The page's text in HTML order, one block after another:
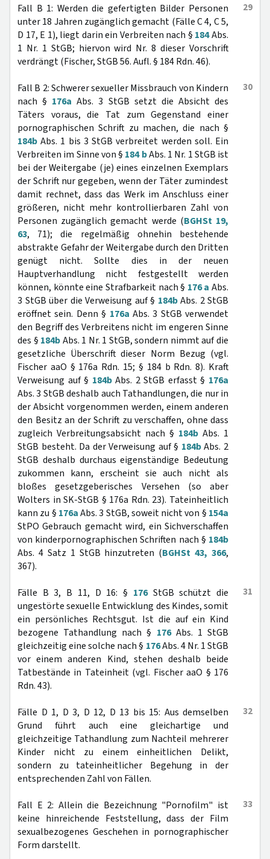
29
Fall B 1: Werden die gefertigten Bilder Personen
unter 18 Jahren zugänglich gemacht (Fälle C 4, C 5,
D 17, E 1), liegt darin ein Verbreiten nach § 184Abs.
1 Nr. 1 StGB; hiervon wird Nr. 8 dieser Vorschrift
verdrängt (Fischer, StGB 56. Aufl. § 184 Rdn. 46).
30
Fall B 2: Schwerer sexueller Missbrauch von Kindern
nach § 176a Abs. 3 StGB setzt die Absicht des
Täters voraus, die Tat zum Gegenstand einer
pornographischen Schrift zu machen, die nach §
184b Abs. 1 bis 3 StGB verbreitet werden soll. Ein
Verbreiten im Sinne von § 184 bAbs. 1 Nr. 1 StGB ist
bei der Weitergabe (je) eines einzelnen Exemplars
der Schrift nur gegeben, wenn der Täter zumindest
damit rechnet, dass das Werk im Anschluss einer
größeren, nicht mehr kontrollierbaren Zahl von
Personen zugänglich gemacht werde (BGHSt 19,
63, 71); die regelmäßig ohnehin bestehende
abstrakte Gefahr der Weitergabe durch den Dritten
genügt nicht. Sollte dies in der neuen
Hauptverhandlung nicht festgestellt werden
können, könnte eine Strafbarkeit nach § 176 a Abs.
3 StGB über die Verweisung auf § 184bAbs. 2 StGB
eröffnet sein. Denn § 176a Abs. 3 StGB verwendet
den Begriff des Verbreitens nicht im engeren Sinne
des § 184bAbs. 1 Nr. 1 StGB, sondern nimmt auf die
gesetzliche Überschrift dieser Norm Bezug (vgl.
Fischer aaO § 176a Rdn. 15; § 184 b Rdn. 8). Kraft
Verweisung auf § 184bAbs. 2 StGB erfasst § 176a
Abs. 3 StGB deshalb auch Tathandlungen, die nur in
der Absicht vorgenommen werden, einem anderen
den Besitz an der Schrift zu verschaffen, ohne dass
zugleich Verbreitungsabsicht nach § 184b Abs. 1
StGB besteht. Da der Verweisung auf § 184bAbs. 2
StGB deshalb durchaus eigenständige Bedeutung
zukommen kann, erscheint sie auch nicht als
bloßes gesetzgeberisches Versehen (so aber
Wolters in SK-StGB § 176a Rdn. 23). Tateinheitlich
kann zu § 176aAbs. 3 StGB, soweit nicht von § 154a
StPO Gebrauch gemacht wird, ein Sichverschaffen
von kinderpornographischen Schriften nach § 184b
Abs. 4 Satz 1 StGB hinzutreten (BGHSt 43, 366,
367).
31
Fälle B 3, B 11, D 16: § 176StGB schützt die
ungestörte sexuelle Entwicklung des Kindes, somit
ein persönliches Rechtsgut. Ist die auf ein Kind
bezogene Tathandlung nach § 176Abs. 1 StGB
gleichzeitig eine solche nach § 176Abs. 4 Nr. 1 StGB
vor einem anderen Kind, stehen deshalb beide
Tatbestände in Tateinheit (vgl. Fischer aaO § 176
Rdn. 43).
32
Fälle D 1, D 3, D 12, D 13 bis 15: Aus demselben
Grund führt auch eine gleichartige und
gleichzeitige Tathandlung zum Nachteil mehrerer
Kinder nicht zu einem einheitlichen Delikt,
sondern zu tateinheitlicher Begehung in der
entsprechenden Zahl von Fällen.
33
Fall E 2: Allein die Bezeichnung "Pornofilm" ist
keine hinreichende Feststellung, dass der Film
sexualbezogenes Geschehen in pornographischer
Form darstellt.